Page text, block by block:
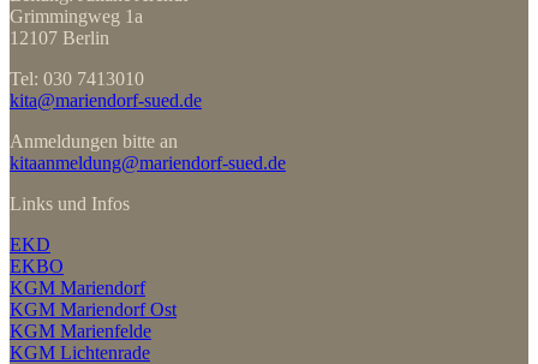
Grimmingweg 1a
12107 Berlin
Tel: 030 7413010
kita@mariendorf-sued.de
Anmeldungen bitte an
kitaanmeldung@mariendorf-sued.de
Links und Infos
EKD
EKBO
KGM Mariendorf
KGM Mariendorf Ost
KGM Marienfelde
KGM Lichtenrade